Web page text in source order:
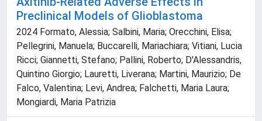
Preclinical Models of Glioblastoma
2024 Formato, Alessia; Salbini, Maria; Orecchini, Elisa;
Pellegrini, Manuela; Buccarelli, Mariachiara; Vitiani, Lucia
Ricci; Giannetti, Stefano; Pallini, Roberto; D'Alessandris,
Quintino Giorgio; Lauretti, Liverana; Martini, Maurizio; De
Falco, Valentina; Levi, Andrea; Falchetti, Maria Laura;
Mongiardi, Maria Patrizia